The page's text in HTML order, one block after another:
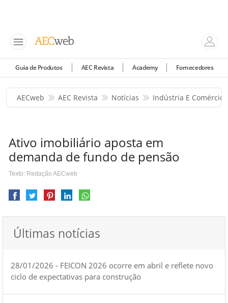
Guia de Produtos AEC Revista Academy Fornecedores
AECweb AEC Revista Notícias Indústria E Comércio
Ativo imobiliário aposta em
demanda de fundo de pensão
Texto: Redação AECweb
Últimas notícias
28/01/2026 - FEICON 2026 ocorre em abril e reflete novo
ciclo de expectativas para construção